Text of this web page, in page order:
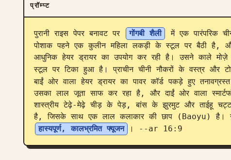
प्रॉम्प्ट
पुरानी राइस पेपर बनावट पर गोंगबी शैली
में एक पारंपरिक
पोशाक पहने एक कुलीन महिला लकड़ी के स्टूल पर बैठी है,
आधुनिक हेयर ड्रायर का उपयोग कर रही है। उसने काले
स्टूल पर टिका हुआ है। प्राचीन चीनी नौकरों के वस्त्र और
बाईं ओर वाला हेयर ड्रायर का पावर कॉर्ड पकड़े हुए
उसका लाल जूता साफ कर रहा है, और दाईं ओर वाला
शास्त्रीय टेढ़े-मेढ़े चीड़ के पेड़, बांस के झुरमुट और ताईहू
है, जिसके साथ एक लाल कलाकार की छाप (Baoyu) है।
हास्यपूर्ण, कालभ्रमित फ्यूजन
। --ar 16:9